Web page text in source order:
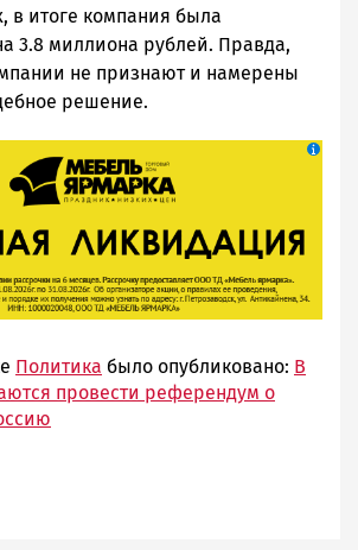
в итоге компания была
3.8 миллиона рублей. Правда,
не признают и намерены
решение.
Политика было опубликовано: В
провести референдум о